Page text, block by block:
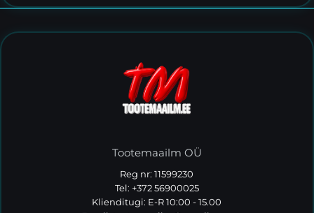
Tootemaailm OÜ
Reg nr: 11599230
Tel: +372 56900025
Klienditugi: E-R 10:00 - 15.00